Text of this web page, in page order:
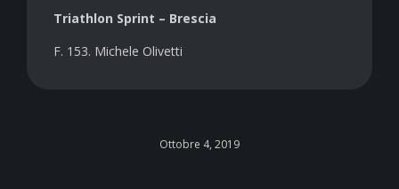
Triathlon Sprint – Brescia
F. 153. Michele Olivetti
Ottobre 4, 2019